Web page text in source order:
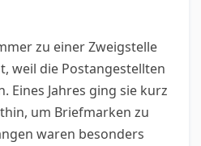
zu einer Zweigstelle
weil die Postangestellten
Eines Jahres ging sie kurz
um Briefmarken zu
waren besonders